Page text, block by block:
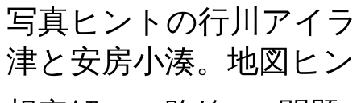
写真ヒントの行川アイ
津と安房小湊。地図ヒ